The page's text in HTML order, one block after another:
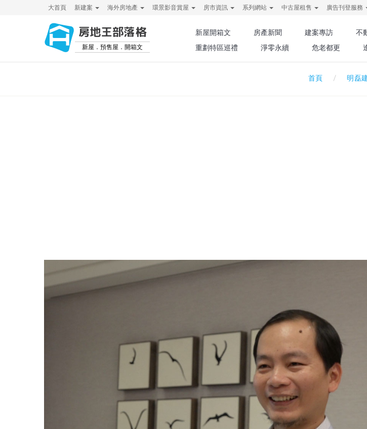
大首頁 新建案 海外房地產 環景影音賞屋 房市資訊 系列網站 中古屋租售 廣告刊登服務
房地王部落格
新屋．預售屋．開箱文
新屋開箱文 房產新聞 建案專訪 不
重劃特區巡禮
淨零永續 危老都更
首頁 明磊